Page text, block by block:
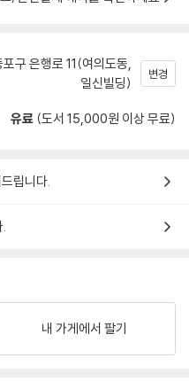
구 은행로 11(여의도동,
일신빌딩)
변경
유료 (도서 15,000원 이상 무료)
립니다.
내 가게에서 팔기